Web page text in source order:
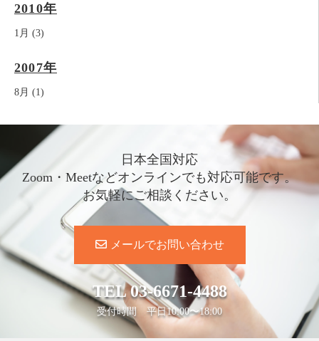
2010年
1月 (3)
2007年
8月 (1)
日本全国対応
Zoom・Meetなどオンラインでも対応可能です。
お気軽にご相談ください。
メールでお問い合わせ
TEL03-6671-4488
受付時間 平日10:00〜18:00